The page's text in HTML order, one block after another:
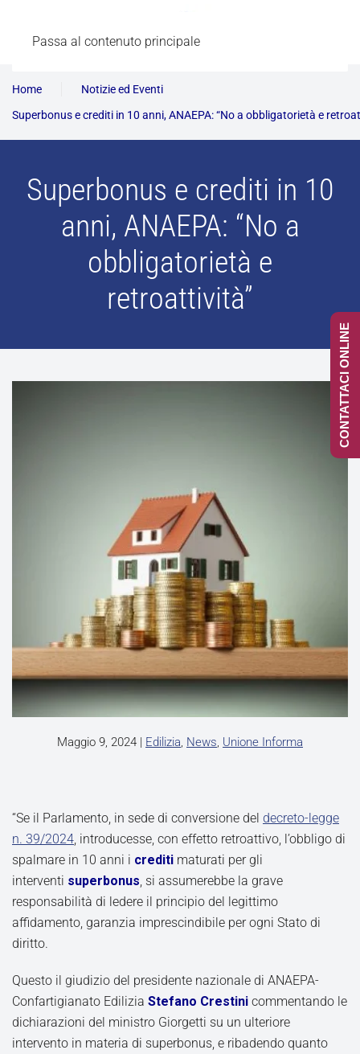
Passa al contenuto principale
Home
Notizie ed Eventi
Superbonus e crediti in 10 anni, ANAEPA: “No a obbligatorietà e
Superbonus e crediti in 10
anni, ANAEPA: “No a
obbligatorietà e
retroattività”
Maggio 9, 2024 | Edilizia, News, Unione Informa
“Se il Parlamento, in sede di conversione del decreto-legge
n. 39/2024, introducesse, con effetto retroattivo, l’obbligo di
spalmare in 10 anni i crediti maturati per gli
interventi superbonus, si assumerebbe la grave
responsabilità di ledere il principio del legittimo
affidamento, garanzia imprescindibile per ogni Stato di
diritto.
Questo il giudizio del presidente nazionale di ANAEPA-
Confartigianato Edilizia Stefano Crestini commentando le
dichiarazioni del ministro Giorgetti su un ulteriore
intervento in materia di superbonus, e ribadendo quanto
CONTATTACI ONLINE